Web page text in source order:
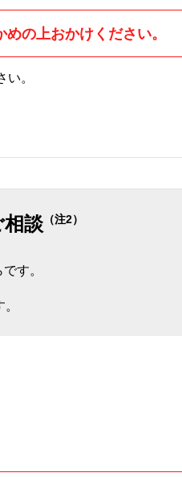
の上おかけください。
い。
談 （注2）
す。